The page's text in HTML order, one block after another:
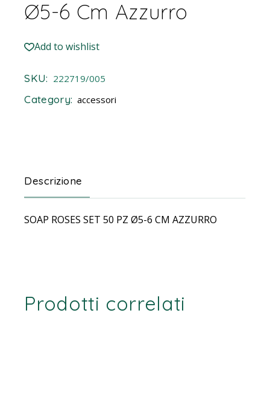
Ø5-6 Cm Azzurro
Add to wishlist
SKU: 222719/005
Category: accessori
Descrizione
SOAP ROSES SET 50 PZ Ø5-6 CM AZZURRO
Prodotti correlati